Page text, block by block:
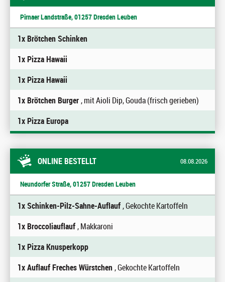
Pirnaer Landstraße, 01257 Dresden Leuben
1x Brötchen Schinken
1x Pizza Hawaii
1x Pizza Hawaii
1x Brötchen Burger, mit Aioli Dip, Gouda (frisch gerieben)
1x Pizza Europa
ONLINE BESTELLT 08.08.2026
Neundorfer Straße, 01257 Dresden Leuben
1x Schinken-Pilz-Sahne-Auflauf, Gekochte Kartoffeln
1x Broccoliauflauf, Makkaroni
1x Pizza Knusperkopp
1x Auflauf Freches Würstchen, Gekochte Kartoffeln